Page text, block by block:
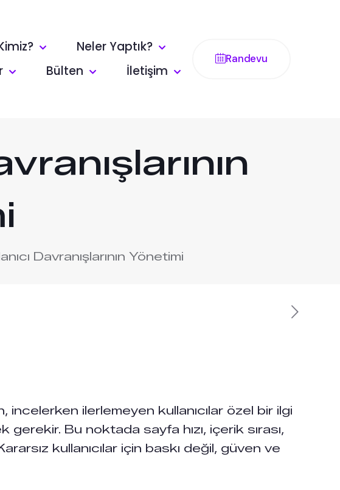
Neler Yaptık?
Bülten İletişim
Randevu
Davranışlarının Yönetimi
incelerken ilerlemeyen kullanıcılar özel bir ilgi
Bu noktada sayfa hızı, içerik sırası,
kullanıcılar için baskı değil, güven ve